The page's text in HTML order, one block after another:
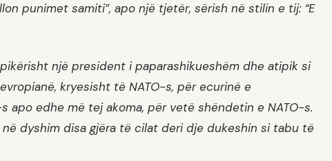
punimet samiti”, apo një tjetër, sërish në stilin e tij: “E
një president i paparashikueshëm dhe atipik si
kryesisht të NATO-s, për ecurinë e
edhe më tej akoma, për vetë shëndetin e NATO-s.
dyshim disa gjëra të cilat deri dje dukeshin si tabu të